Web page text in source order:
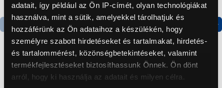
adatait, így például az Ön IP-címét, olyan technológiákat
használva, mint a sütik, amelyekkel tárolhatjuk és
hozzáférünk az Ön adataihoz a készülékén, hogy
személyre szabott hirdetéseket és tartalmakat, hirdetés-
és tartalommérést, közönségbetekintéseket, valamint
termékfejlesztéseket biztosíthassunk Önnek. Ön dönt
arról, hogy ki használja az adatait és milyen célra.
Termék adatlap
Gorenje NRS8182KX Side
by side hűtőszekrény
Termék adatlap
Alulfagyasztós